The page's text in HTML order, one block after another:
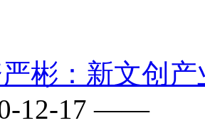
彬：新文创
12-17 ——